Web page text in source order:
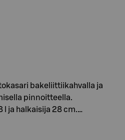
bakeliittiikahvalla ja
pinnoitteella.
l ja halkaisija 28 cm.…